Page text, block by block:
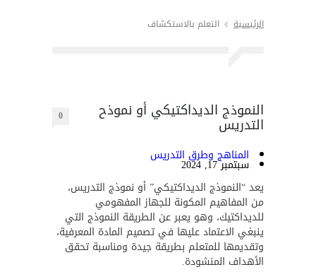
الرئيسية التعلم بالاستكشاف
النموذج الديداكتيكي أو نموذح
التدريس 0
المناهج وطرق التدريس
سبتمبر 17, 2024
يعد “النموذج الديداكتيكي” أو نموذج التدريس،
من المفاهيم المكونة للجهاز المفهومي
للديداكتيك، وهو يعبر عن الطريقة النموذج التي
ينبغي الاعتماد عليها في تصميم المادة المعرفية،
وتقديمها للمتعلم بطريقة جيدة ومناسبة تحقق
الأهداف المنشودة.